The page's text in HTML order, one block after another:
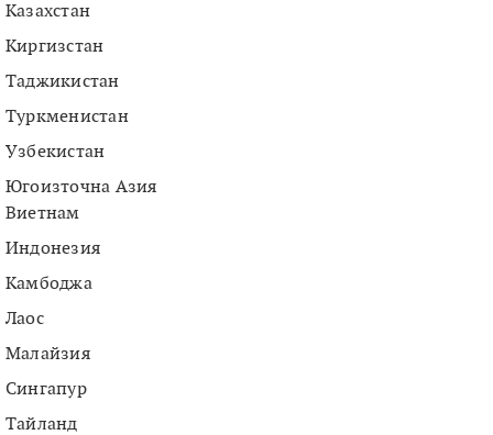
Казахстан
Киргизстан
Таджикистан
Туркменистан
Узбекистан
Югоизточна Азия
Виетнам
Индонезия
Камбоджа
Лаос
Малайзия
Сингапур
Тайланд